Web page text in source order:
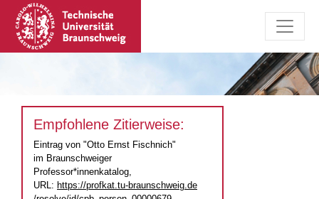
Empfohlene Zitierweise:
Eintrag von "Otto Ernst Fischnich"
im Braunschweiger
Professor*innenkatalog,
URL: https://profkat.tu-braunschweig.de